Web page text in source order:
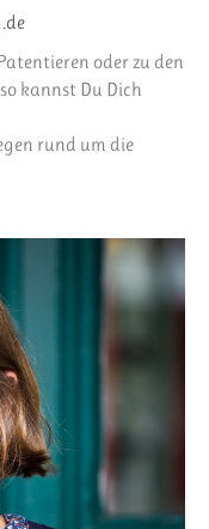
oder zu den
kannst Du Dich
rund um die